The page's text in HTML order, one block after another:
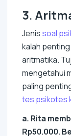
3.
Jenissoal
kalah
aritmatika.
mengetahui
paling
tes psikotes
a. Rita
Rp50.000.